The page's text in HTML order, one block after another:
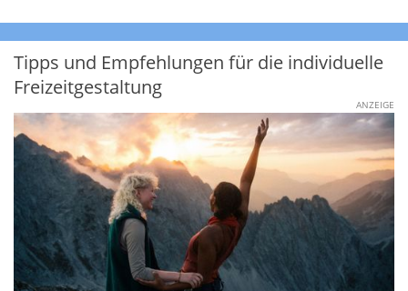
Tipps und Empfehlungen für die individuelle
Freizeitgestaltung
ANZEIGE